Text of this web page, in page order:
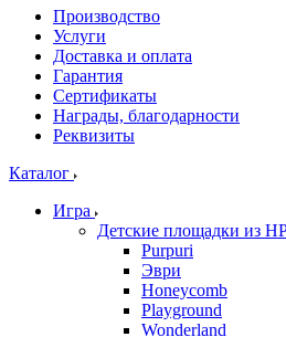
Производство
Услуги
Доставка и оплата
Гарантия
Сертификаты
Награды, благодарности
Реквизиты
Каталог
Игра
Детские площадки из
Purpuri
Эври
Honeycomb
Playground
Wonderland